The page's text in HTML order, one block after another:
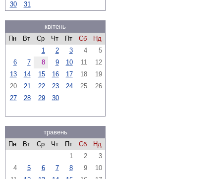
30
31
квітень
Пн
Вт Ср Чт Пт Сб
Нд
1
2 3 4
5
6
7 8 9 10 11
12
13
14 15 16 17 18
19
20
21 22 23 24 25
26
27
28 29 30
травень
Пн
Вт Ср Чт Пт Сб
Нд
1
2
3
4
5 6 7 8 9
10